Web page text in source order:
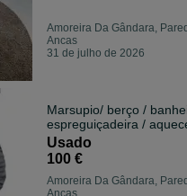
Amoreira Da Gândara,
Ancas
31 de julho de 2026
Marsupio/ berço /
espreguiçadeira /
biberões
Usado
100 €
Amoreira Da Gândara,